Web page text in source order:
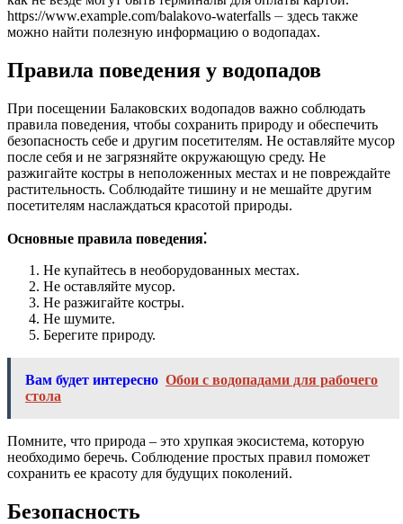
https://www.example.com/balakovo-waterfalls ⏤ здесь также
можно найти полезную информацию о водопадах.
Правила поведения у водопадов
При посещении Балаковских водопадов важно соблюдать
правила поведения, чтобы сохранить природу и обеспечить
безопасность себе и другим посетителям. Не оставляйте мусор
после себя и не загрязняйте окружающую среду. Не
разжигайте костры в неположенных местах и не повреждайте
растительность. Соблюдайте тишину и не мешайте другим
посетителям наслаждаться красотой природы.
Основные правила поведения⁚
Не купайтесь в необорудованных местах.
Не оставляйте мусор.
Не разжигайте костры.
Не шумите.
Берегите природу.
Вам будет интересно Обои с водопадами для рабочего
стола
Помните, что природа – это хрупкая экосистема, которую
необходимо беречь. Соблюдение простых правил поможет
сохранить ее красоту для будущих поколений.
Безопасность